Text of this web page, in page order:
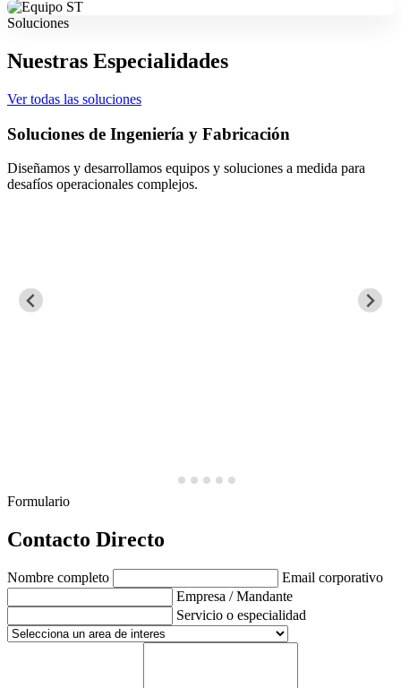
Soluciones
Nuestras Especialidades
Ver todas las soluciones
Soluciones de Ingeniería y Fabricación
Diseñamos y desarrollamos equipos y soluciones a medida para
desafíos operacionales complejos.
Formulario
Contacto Directo
Nombre completo
Email corporativo
Empresa / Mandante
Servicio o especialidad